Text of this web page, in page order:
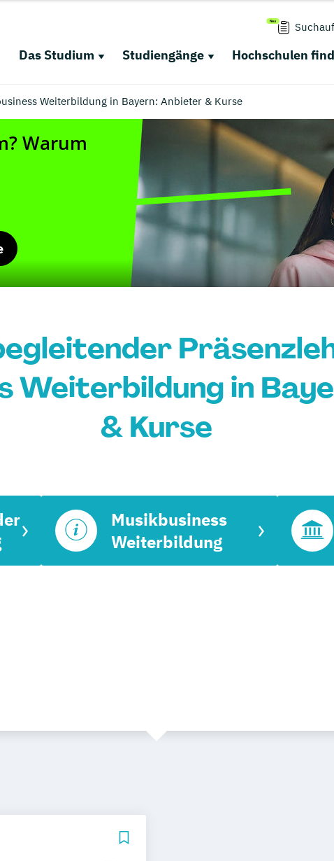
Das Studium Studiengänge Hochschulen
Weiterbildung in Bayern: Anbieter & Kurse
Weiterbildung in
& Kurse
Musikbusiness
Weiterbildung